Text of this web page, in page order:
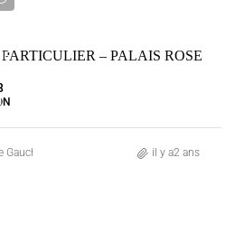
– PALAIS ROSE
il y a2 ans